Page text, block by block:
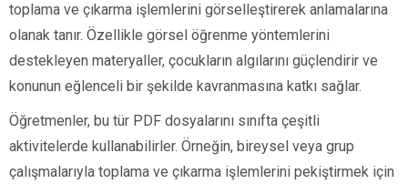
toplama ve çıkarma işlemlerini görselleştirerek anlamalarına
olanak tanır. Özellikle görsel öğrenme yöntemlerini
destekleyen materyaller, çocukların algılarını güçlendirir ve
konunun eğlenceli bir şekilde kavranmasına katkı sağlar.
Öğretmenler, bu tür PDF dosyalarını sınıfta çeşitli
aktivitelerde kullanabilirler. Örneğin, bireysel veya grup
çalışmalarıyla toplama ve çıkarma işlemlerini pekiştirmek için